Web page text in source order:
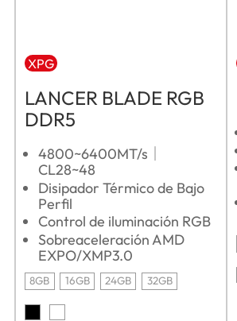
XPG
LANCER BLADE RGB
DDR5
4800~6400MT/s｜
CL28~48
Disipador Térmico de Bajo
Perfil
Control de iluminación RGB
Sobreaceleración AMD
EXPO/XMP3.0
8GB 16GB 24GB 32GB